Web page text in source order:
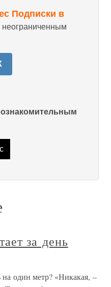
Подписки в
ознакомительным
за день
на один метр? «Никакая, –